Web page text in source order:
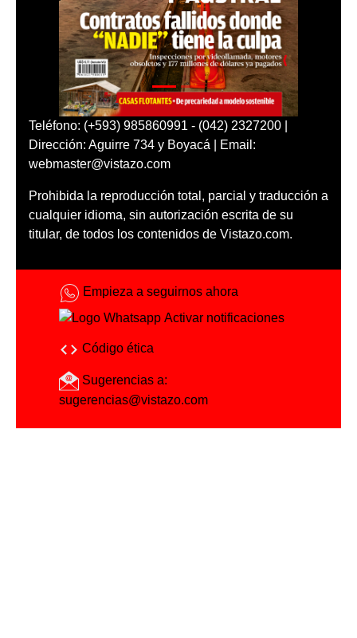
Teléfono: (+593) 985860991 - (042) 2327200 |
Dirección: Aguirre 734 y Boyacá | Email:
webmaster@vistazo.com
Prohibida la reproducción total, parcial y traducción a
cualquier idioma, sin autorización escrita de su
titular, de todos los contenidos de Vistazo.com.
Empieza a seguirnos ahora
Activar notificaciones
Código ética
Sugerencias a:
sugerencias@vistazo.com